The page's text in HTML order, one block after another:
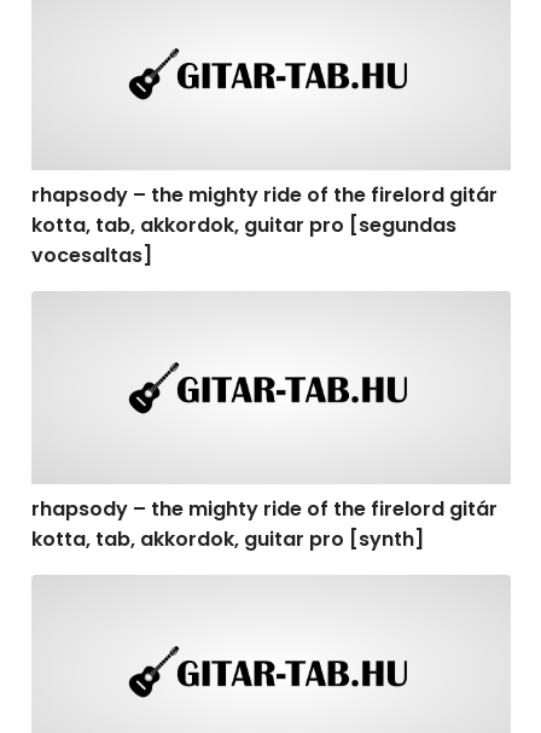
rhapsody – the mighty ride of the firelord gitár
kotta, tab, akkordok, guitar pro [segundas
vocesaltas]
rhapsody – the mighty ride of the firelord gitár
kotta, tab, akkordok, guitar pro [synth]